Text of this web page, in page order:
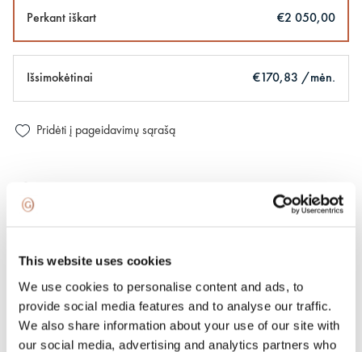
This website uses cookies
We use cookies to personalise content and ads, to
provide social media features and to analyse our traffic.
We also share information about your use of our site with
our social media, advertising and analytics partners who
Perkant iškart €2 050,00
Išsimokėtinai €170,83 /mėn.
Pridėti į pageidavimų sąrašą
PREKĖS APRAŠYMAS
Medžiaga: Auksas
Akmuo: